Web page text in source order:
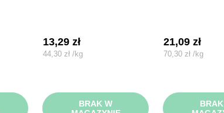
13,29 zł
44,30 zł /kg
BRAK W
21,09zł
70,30zł /kg